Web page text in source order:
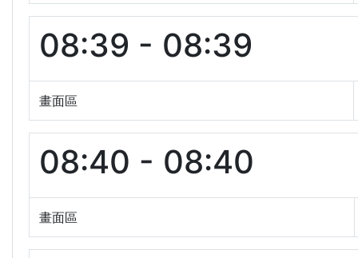
08:39 - 08:39
畫面區
08:40 - 08:40
畫面區